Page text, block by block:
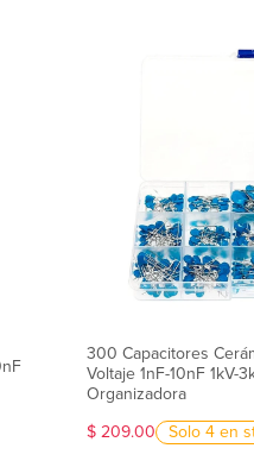
300 Capacitores
Voltaje 1nF-10nF 1kV-
Organizadora
$ 209.00
Solo 4 en